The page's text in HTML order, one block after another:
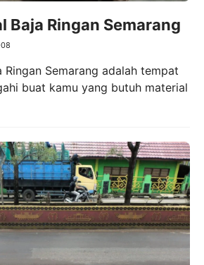
Baja Ringan Semarang
Ringan Semarang adalah tempat
buat kamu yang butuh material